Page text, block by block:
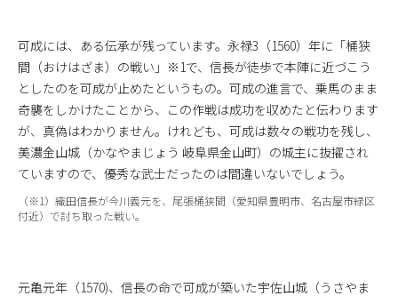
可成には、ある伝承が残っています。永禄3（1560）年に「桶狭
間（おけはざま）の戦い」※1で、信長が徒歩で本陣に近づこう
としたのを可成が止めたというもの。可成の進言で、乗馬のまま
奇襲をしかけたことから、この作戦は成功を収めたと伝わります
が、真偽はわかりません。けれども、可成は数々の戦功を残し、
美濃金山城（かなやまじょう 岐阜県金山町）の城主に抜擢され
ていますので、優秀な武士だったのは間違いないでしょう。
（※1）織田信長が今川義元を、尾張桶狭間（愛知県豊明市、名古屋市緑区
付近）で討ち取った戦い。
元亀元年（1570)、信長の命で可成が築いた宇佐山城（うさやま